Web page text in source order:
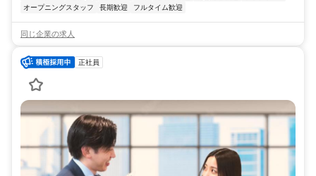
オープニングスタッフ
長期歓迎 フルタイム歓迎
同じ企業の求人
正社員